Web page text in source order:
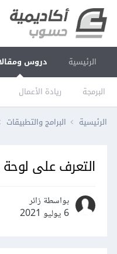
الرئيسية دروس
البرمجة ريادة الأعمال
الرئيسية البرامج والتطبيقات
التعرف على
بواسطة زائر
6 يوليو 2021